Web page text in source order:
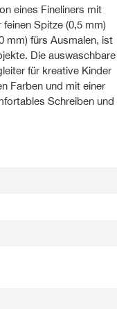
eines Fineliners mit
Spitze (0,5 mm)
mm) fürs Ausmalen, ist
Die auswaschbare
für kreative Kinder
Farben und mit einer
Schreiben und